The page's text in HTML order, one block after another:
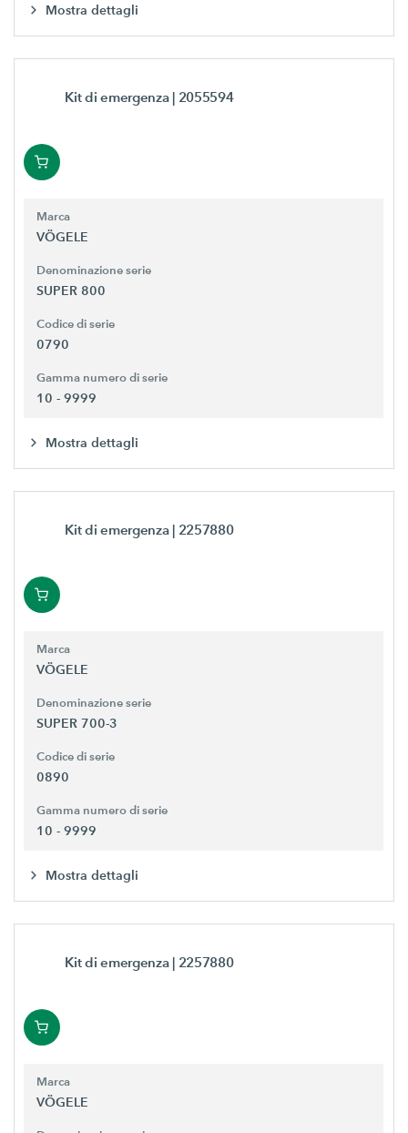
Mostra dettagli
Kit di emergenza | 2055594
Marca
VÖGELE
Denominazione serie
SUPER 800
Codice di serie
0790
Gamma numero di serie
10 - 9999
Mostra dettagli
Kit di emergenza | 2257880
Marca
VÖGELE
Denominazione serie
SUPER 700-3
Codice di serie
0890
Gamma numero di serie
10 - 9999
Mostra dettagli
Kit di emergenza | 2257880
Marca
VÖGELE